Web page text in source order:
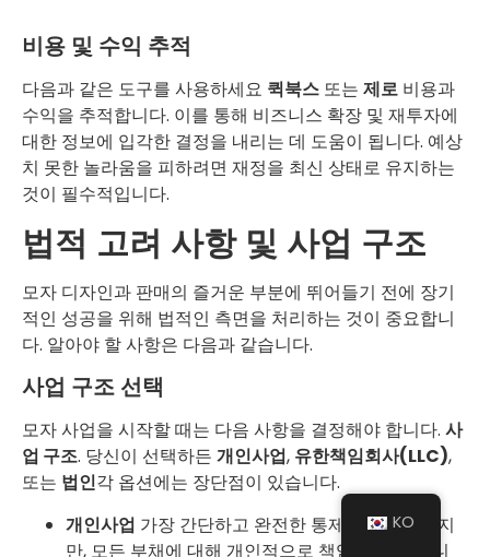
비용 및 수익 추적
다음과 같은 도구를 사용하세요 퀵북스 또는 제로 비용과
수익을 추적합니다. 이를 통해 비즈니스 확장 및 재투자에
대한 정보에 입각한 결정을 내리는 데 도움이 됩니다. 예상
치 못한 놀라움을 피하려면 재정을 최신 상태로 유지하는
것이 필수적입니다.
법적 고려 사항 및 사업 구조
모자 디자인과 판매의 즐거운 부분에 뛰어들기 전에 장기
적인 성공을 위해 법적인 측면을 처리하는 것이 중요합니
다. 알아야 할 사항은 다음과 같습니다.
사업 구조 선택
모자 사업을 시작할 때는 다음 사항을 결정해야 합니다. 사
업 구조. 당신이 선택하든 개인사업, 유한책임회사(LLC),
또는 법인각 옵션에는 장단점이 있습니다.
개인사업 가장 간단하고 완전한 통제권을 제공하지
만, 모든 부채에 대해 개인적으로 책임을 져야 합니
KO